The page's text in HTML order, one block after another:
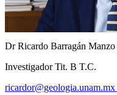
Dr Ricardo Barragán Manzo
Investigador Tit. B T.C.
ricardor@geologia.unam.mx